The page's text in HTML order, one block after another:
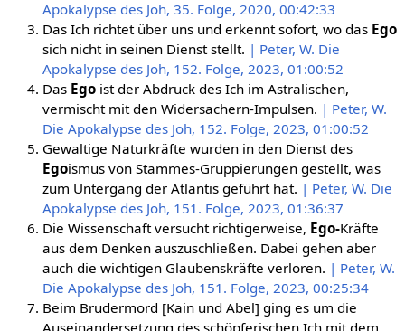
Apokalypse des Joh, 35. Folge, 2020, 00:42:33
Das Ich richtet über uns und erkennt sofort, wo das Ego
sich nicht in seinen Dienst stellt. | Peter, W. Die
Apokalypse des Joh, 152. Folge, 2023, 01:00:52
Das Egoist der Abdruck des Ich im Astralischen,
vermischt mit den Widersachern-Impulsen. | Peter, W.
Die Apokalypse des Joh, 152. Folge, 2023, 01:00:52
Gewaltige Naturkräfte wurden in den Dienst des
Egoismus von Stammes-Gruppierungen gestellt, was
zum Untergang der Atlantis geführt hat. | Peter, W. Die
Apokalypse des Joh, 151. Folge, 2023, 01:36:37
Die Wissenschaft versucht richtigerweise, Ego-Kräfte
aus dem Denken auszuschließen. Dabei gehen aber
auch die wichtigen Glaubenskräfte verloren. | Peter, W.
Die Apokalypse des Joh, 151. Folge, 2023, 00:25:34
Beim Brudermord [Kain und Abel] ging es um die
Auseinandersetzung des schöpferischen Ich mit dem